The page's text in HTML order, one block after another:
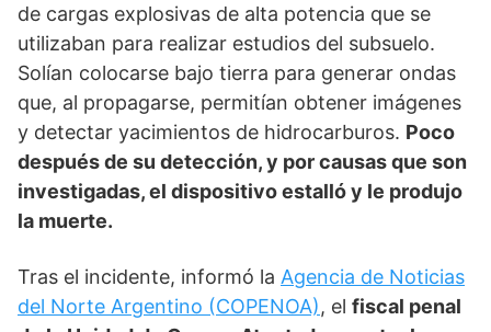
de cargas explosivas de alta potencia que se
utilizaban para realizar estudios del subsuelo.
Solían colocarse bajo tierra para generar ondas
que, al propagarse, permitían obtener imágenes
y detectar yacimientos de hidrocarburos. Poco
después de su detección, y por causas que son
investigadas, el dispositivo estalló y le produjo
la muerte.
Tras el incidente, informó la Agencia de Noticias
del Norte Argentino (COPENOA), el fiscal penal